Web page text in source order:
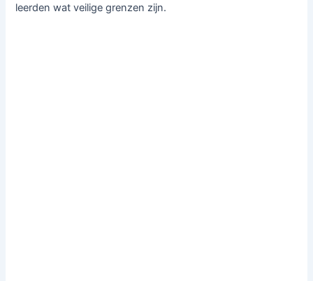
leerden wat veilige grenzen zijn.